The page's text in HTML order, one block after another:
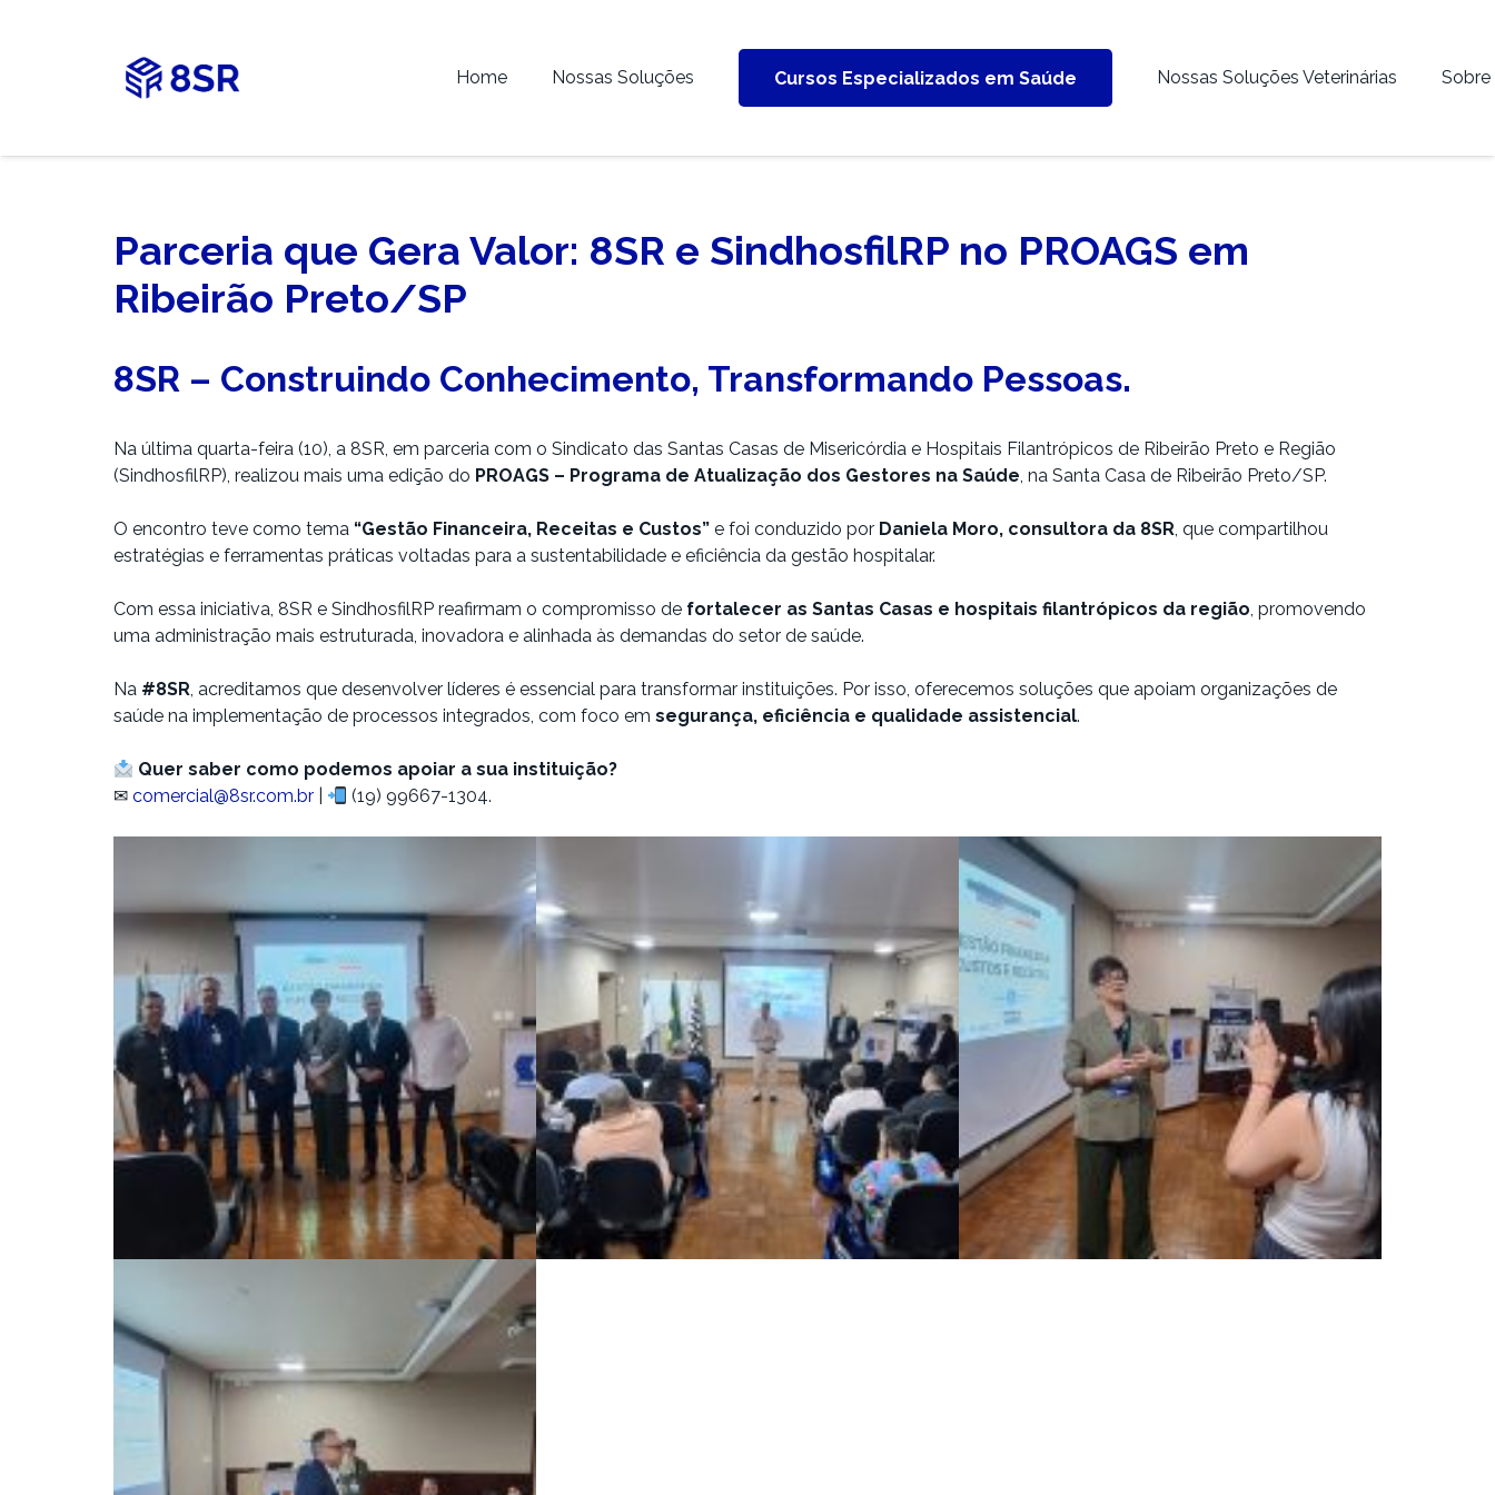
Home Nossas Soluções Cursos Especializados em Saúde Nossas Soluções Veterinárias Sobre
Parceria que Gera Valor: 8SR e SindhosfilRP no PROAGS em
Ribeirão Preto/SP
8SR – Construindo Conhecimento, Transformando Pessoas.
Na última quarta-feira (10), a 8SR, em parceria com o Sindicato das Santas Casas de Misericórdia e Hospitais Filantrópicos de Ribeirão Preto e Região
(SindhosfilRP), realizou mais uma edição do PROAGS – Programa de Atualização dos Gestores na Saúde, na Santa Casa de Ribeirão Preto/SP.
O encontro teve como tema “Gestão Financeira, Receitas e Custos” e foi conduzido por Daniela Moro, consultora da 8SR, que compartilhou
estratégias e ferramentas práticas voltadas para a sustentabilidade e eficiência da gestão hospitalar.
Com essa iniciativa, 8SR e SindhosfilRP reafirmam o compromisso de fortalecer as Santas Casas e hospitais filantrópicos da região, promovendo
uma administração mais estruturada, inovadora e alinhada às demandas do setor de saúde.
Na #8SR, acreditamos que desenvolver líderes é essencial para transformar instituições. Por isso, oferecemos soluções que apoiam organizações de
saúde na implementação de processos integrados, com foco em segurança, eficiência e qualidade assistencial.
Quer saber como podemos apoiar a sua instituição?
✉ comercial@8sr.com.br (19) 99667-1304.